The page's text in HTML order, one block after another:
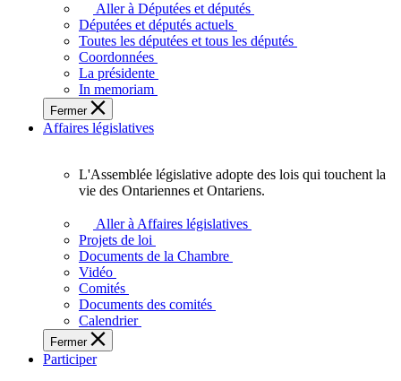
députés
vous
représentent
sein
de
l'Assemblée
législative
l'Ontario.
Aller à Députées et députés
Députées et députés actuels
Toutes les députées et tous les députés
Coordonnées
La présidente
In memoriam
Fermer
Affaires législatives
L'Assemblée
adopte
touchent
des
Ontariennes
et
L'Assemblée législative adopte des lois qui touchent la
vie des Ontariennes et Ontariens.
Aller à Affaires législatives
Projets de loi
Documents de la Chambre
Vidéo
Comités
Documents des comités
Calendrier
Fermer
Participer